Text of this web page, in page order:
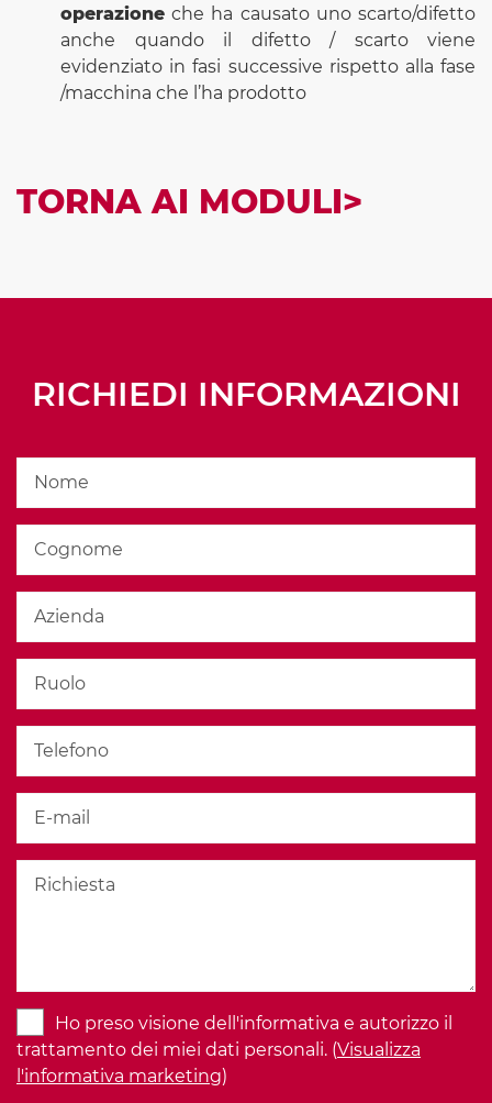
operazione che ha causato uno scarto/difetto
anche quando il difetto / scarto viene
evidenziato in fasi successive rispetto alla fase
/macchina che l’ha prodotto
TORNA AI MODULI>
RICHIEDI INFORMAZIONI
Ho preso visione dell'informativa e autorizzo il
trattamento dei miei dati personali. (Visualizza
l'informativa marketing)